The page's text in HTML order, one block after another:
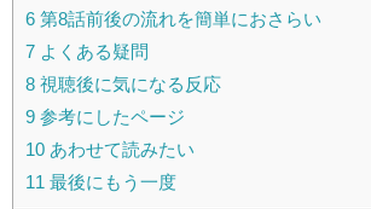
6 第8話前後の流れを簡単におさらい
7 よくある疑問
8 視聴後に気になる反応
9 参考にしたページ
10 あわせて読みたい
11 最後にもう一度